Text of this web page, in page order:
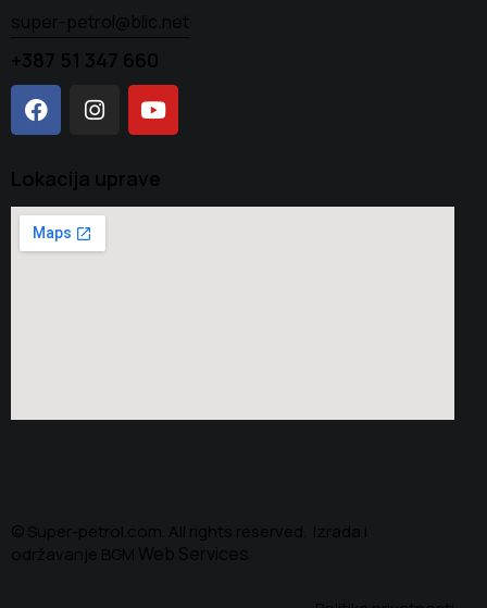
super-petrol@blic.net
+387 51 347 660
Lokacija uprave
© Super-petrol.com. All rights reserved. Izrada i
održavanje BGM Web Services